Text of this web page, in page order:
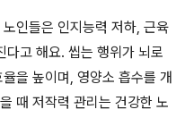
인들은 인지능력 저하, 근육
다고 해요. 씹는 행위가 뇌로
을 높이며, 영양소 흡수를 개
때 저작력 관리는 건강한 노